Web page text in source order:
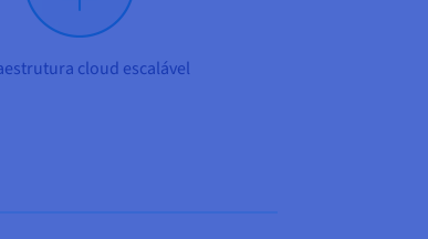
cloud escalável